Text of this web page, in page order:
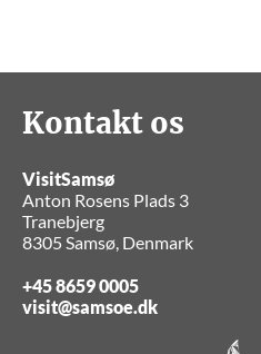
Kontakt os
VisitSamsø
Anton Rosens Plads 3
Tranebjerg
8305 Samsø, Denmark
+45 8659 0005
visit@samsoe.dk